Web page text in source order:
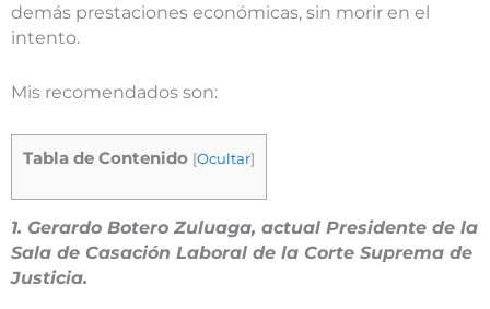
demás prestaciones económicas, sin morir en el
intento.
Mis recomendados son:
Tabla de Contenido [Ocultar]
1. Gerardo Botero Zuluaga, actual Presidente de la
Sala de Casación Laboral de la Corte Suprema de
Justicia.